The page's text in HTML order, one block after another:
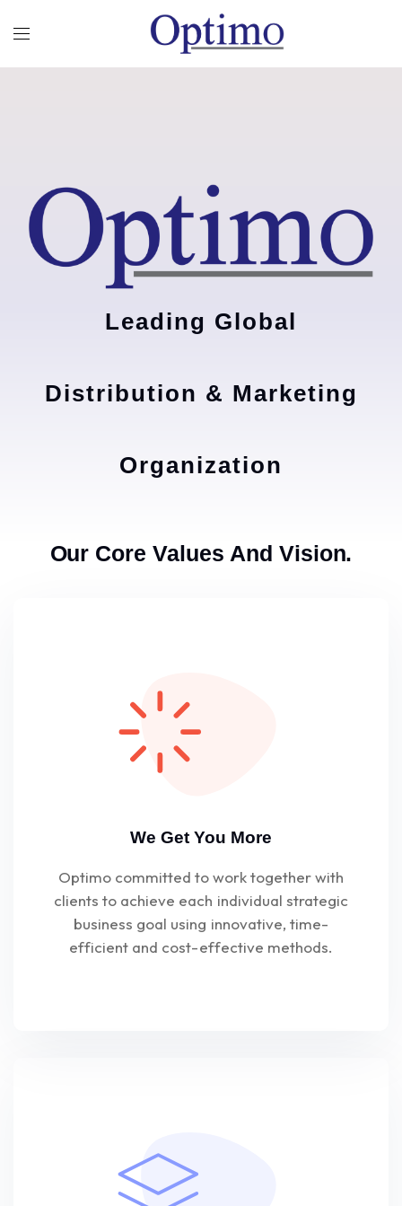
Leading Global
Distribution & Marketing
Organization
Our Core Values And Vision.
We Get You More
Optimo committed to work together with
clients to achieve each individual strategic
business goal using innovative, time-
efficient and cost-effective methods.